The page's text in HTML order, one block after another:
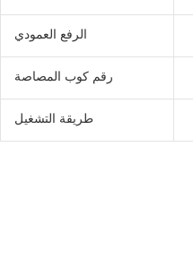
الرفع العمودي
رقم كوب المصاصة
طريقة التشغيل